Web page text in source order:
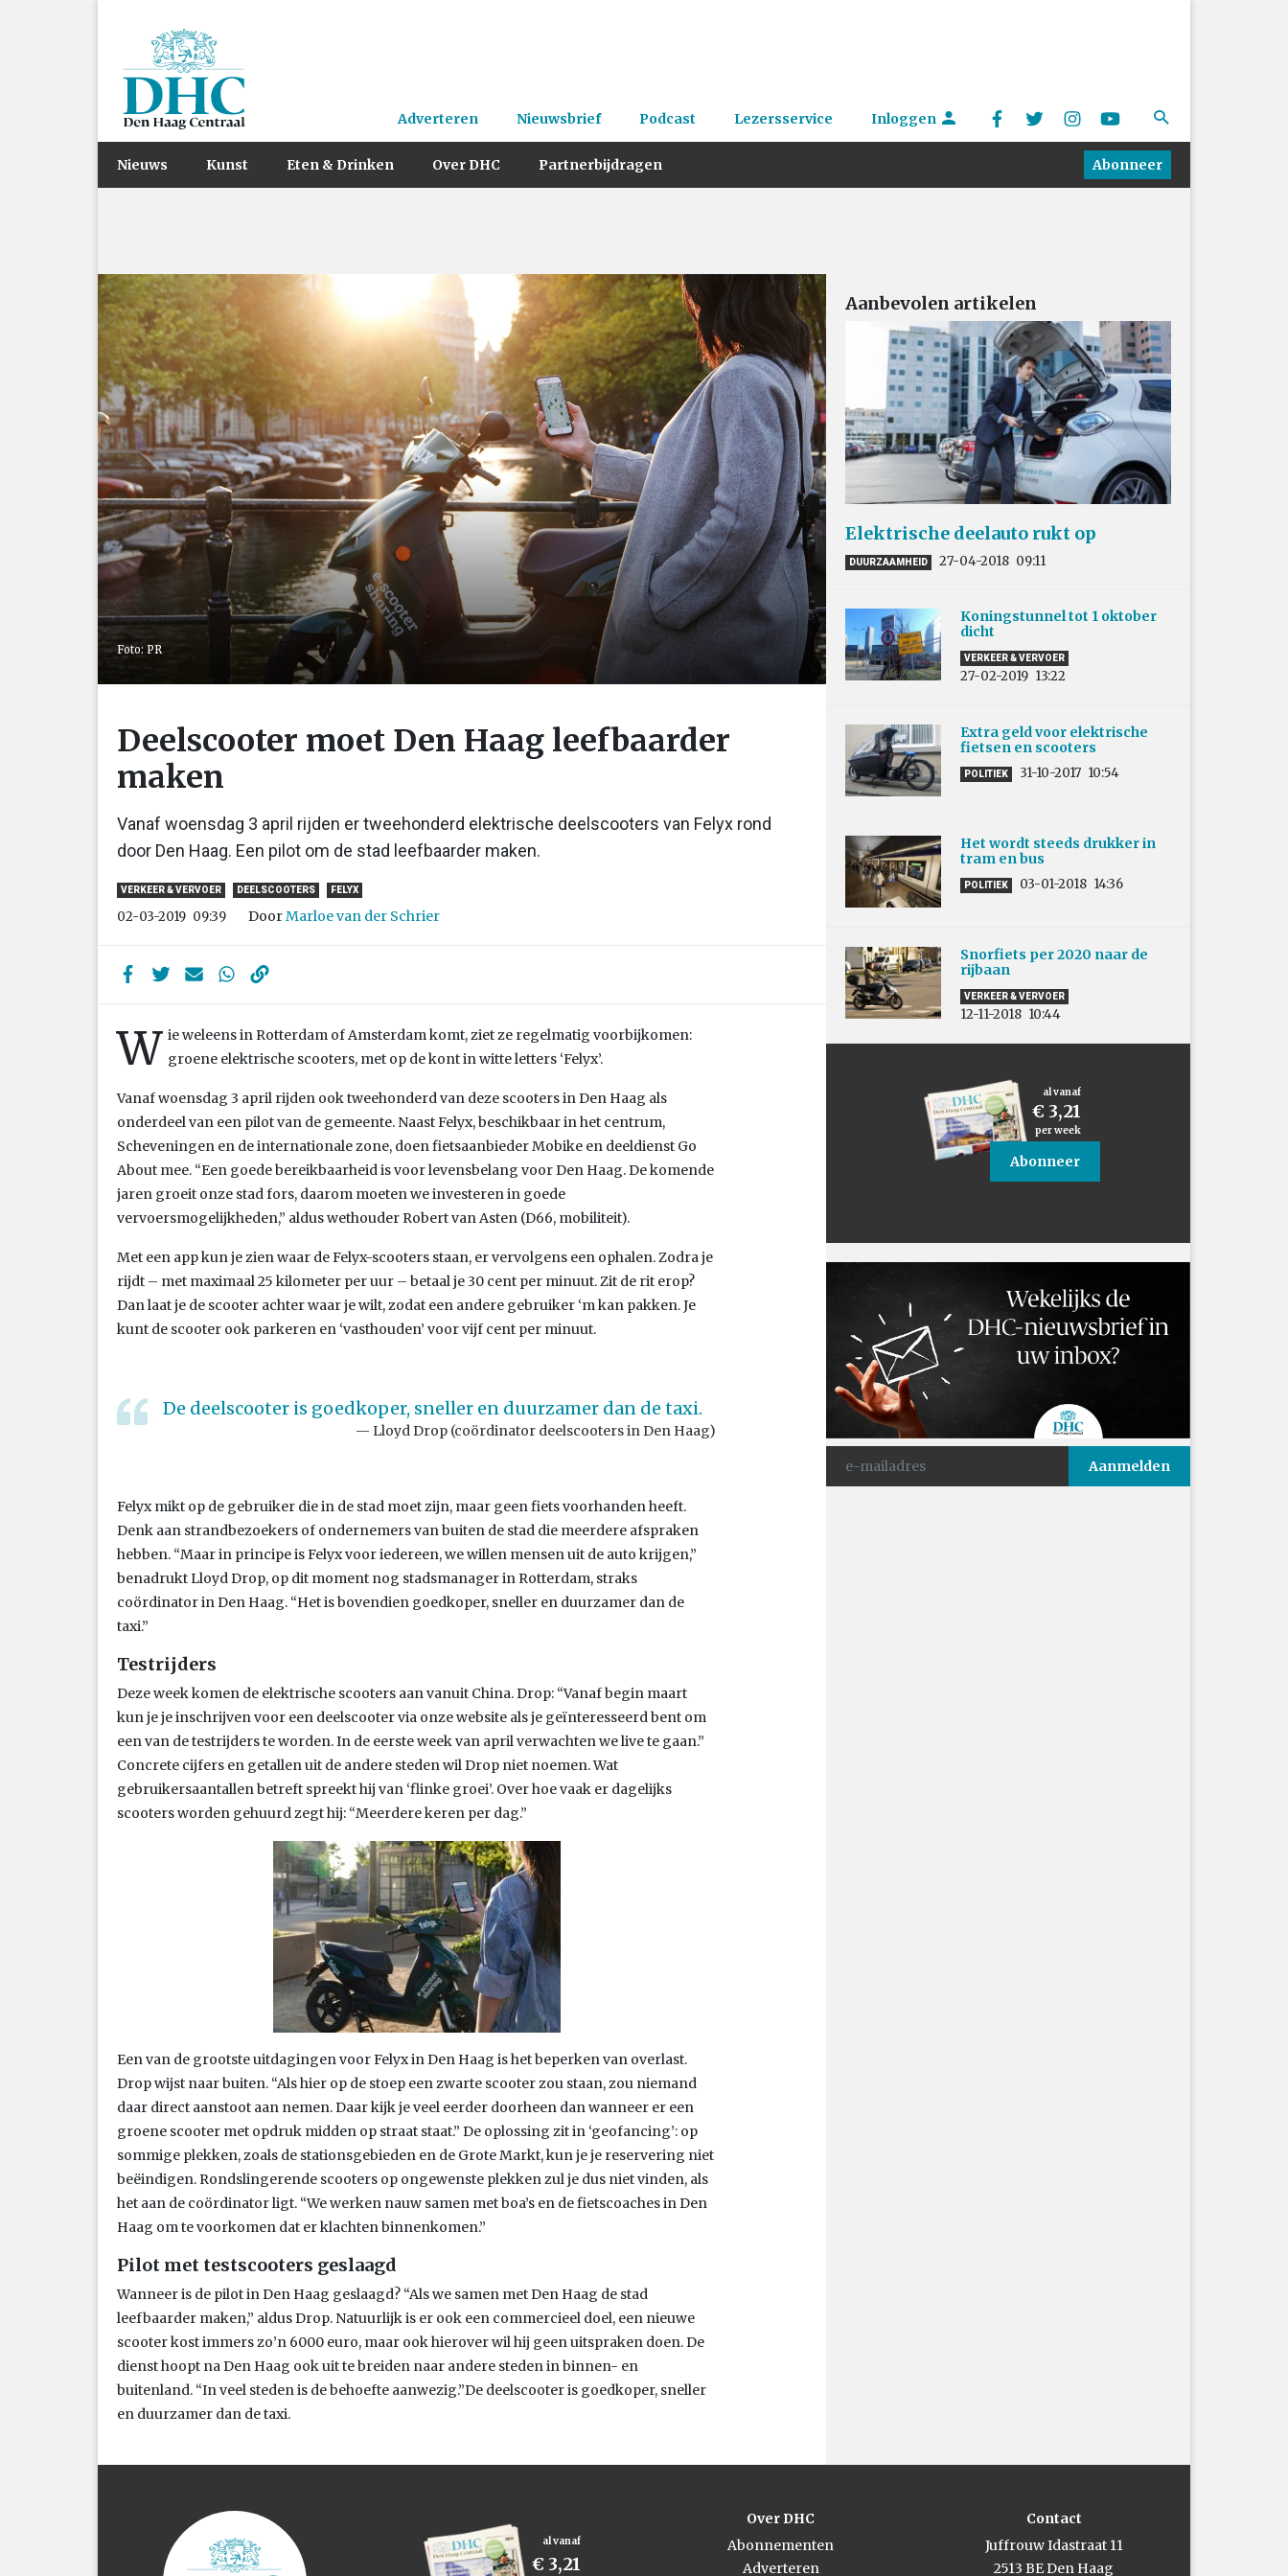
Adverteren Nieuwsbrief Podcast Lezersservice Inloggen
Nieuws Kunst Eten & Drinken Over DHC Partnerbijdragen Abonneer
Foto: PR
Deelscooter moet Den Haag leefbaarder
maken
Vanaf woensdag 3 april rijden er tweehonderd elektrische deelscooters van Felyx rond
door Den Haag. Een pilot om de stad leefbaarder maken.
VERKEER & VERVOER DEELSCOOTERS FELYX
02-03-2019 09:39 DoorMarloe van der Schrier
W ie weleens in Rotterdam of Amsterdam komt, ziet ze regelmatig voorbijkomen:
groene elektrische scooters, met op de kont in witte letters ‘Felyx’.
Vanaf woensdag 3 april rijden ook tweehonderd van deze scooters in Den Haag als
onderdeel van een pilot van de gemeente. Naast Felyx, beschikbaar in het centrum,
Scheveningen en de internationale zone, doen fietsaanbieder Mobike en deeldienst Go
About mee. “Een goede bereikbaarheid is voor levensbelang voor Den Haag. De komende
jaren groeit onze stad fors, daarom moeten we investeren in goede
vervoersmogelijkheden,” aldus wethouder Robert van Asten (D66, mobiliteit).
Met een app kun je zien waar de Felyx-scooters staan, er vervolgens een ophalen. Zodra je
rijdt – met maximaal 25 kilometer per uur – betaal je 30 cent per minuut. Zit de rit erop?
Dan laat je de scooter achter waar je wilt, zodat een andere gebruiker ‘m kan pakken. Je
kunt de scooter ook parkeren en ‘vasthouden’ voor vijf cent per minuut.
De deelscooter is goedkoper, sneller en duurzamer dan de taxi.
Lloyd Drop (coördinator deelscooters in Den Haag)
Felyx mikt op de gebruiker die in de stad moet zijn, maar geen fiets voorhanden heeft.
Denk aan strandbezoekers of ondernemers van buiten de stad die meerdere afspraken
hebben. “Maar in principe is Felyx voor iedereen, we willen mensen uit de auto krijgen,”
benadrukt Lloyd Drop, op dit moment nog stadsmanager in Rotterdam, straks
coördinator in Den Haag. “Het is bovendien goedkoper, sneller en duurzamer dan de
taxi.”
Testrijders
Deze week komen de elektrische scooters aan vanuit China. Drop: “Vanaf begin maart
kun je je inschrijven voor een deelscooter via onze website als je geïnteresseerd bent om
een van de testrijders te worden. In de eerste week van april verwachten we live te gaan.”
Concrete cijfers en getallen uit de andere steden wil Drop niet noemen. Wat
gebruikersaantallen betreft spreekt hij van ‘flinke groei’. Over hoe vaak er dagelijks
scooters worden gehuurd zegt hij: “Meerdere keren per dag.”
Een van de grootste uitdagingen voor Felyx in Den Haag is het beperken van overlast.
Drop wijst naar buiten. “Als hier op de stoep een zwarte scooter zou staan, zou niemand
daar direct aanstoot aan nemen. Daar kijk je veel eerder doorheen dan wanneer er een
groene scooter met opdruk midden op straat staat.” De oplossing zit in ‘geofancing’: op
sommige plekken, zoals de stationsgebieden en de Grote Markt, kun je je reservering niet
beëindigen. Rondslingerende scooters op ongewenste plekken zul je dus niet vinden, als
het aan de coördinator ligt. “We werken nauw samen met boa’s en de fietscoaches in Den
Haag om te voorkomen dat er klachten binnenkomen.”
Pilot met testscooters geslaagd
Wanneer is de pilot in Den Haag geslaagd? “Als we samen met Den Haag de stad
leefbaarder maken,” aldus Drop. Natuurlijk is er ook een commercieel doel, een nieuwe
scooter kost immers zo’n 6000 euro, maar ook hierover wil hij geen uitspraken doen. De
dienst hoopt na Den Haag ook uit te breiden naar andere steden in binnen- en
buitenland. “In veel steden is de behoefte aanwezig.”De deelscooter is goedkoper, sneller
en duurzamer dan de taxi.
Aanbevolen artikelen
Elektrische deelauto rukt op
DUURZAAMHEID 27-04-2018 09:11
Koningstunnel tot 1 oktober
dicht
VERKEER & VERVOER
27-02-2019 13:22
Extra geld voor elektrische
fietsen en scooters
POLITIEK 31-10-2017 10:54
Het wordt steeds drukker in
tram en bus
POLITIEK 03-01-2018 14:36
Snorfiets per 2020 naar de
rijbaan
VERKEER & VERVOER
12-11-2018 10:44
al vanaf
€ 3,21
per week
Abonneer
al vanaf
€ 3,21
Over DHC
Abonnementen
Adverteren
Contact
Juffrouw Idastraat 11
2513 BE Den Haag